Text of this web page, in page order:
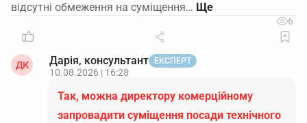
відсутні обмеження на суміщення…
6
ДК Дарія, консультант ЕКСПЕРТ
10.08.2026 | 16:28
Так, можна директору комерційному
запровадити суміщення посади технічного